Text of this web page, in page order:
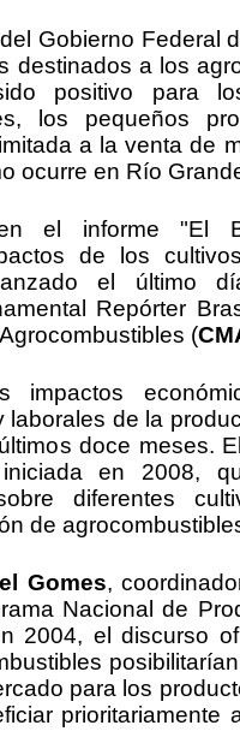
Gobierno Federal
destinados a los
positivo para
los pequeños
a la venta de
ocurre en Río
el informe "El
de los
el último
Repórter
(
laborales de la
doce meses.
en 2008,
diferentes
de
Gomes,
Nacional de
2004, el discurso
para los
prioritariamente